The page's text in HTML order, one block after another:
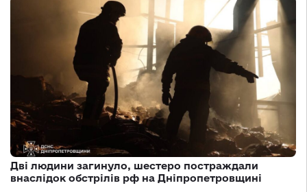
Дві людини загинуло, шестеро постраждали
внаслідок обстрілів рф на Дніпропетровщині